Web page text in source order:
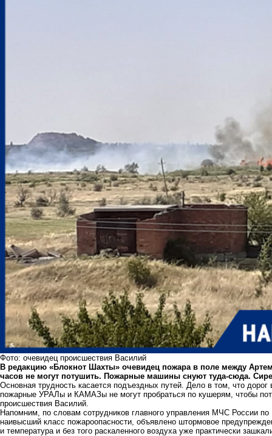
Фото: очевидец происшествия Василий
В редакцию «Блокнот Шахты» очевидец пожара в поле между
часов не могут потушить. Пожарные машины снуют туда-сюда.
Основная трудность касается подъездных путей. Дело в том, что
пожарные УРАЛы и КАМАЗы не могут пробраться по кушерям, чтобы
происшествия Василий.
Напомним, по словам сотрудников главного управления МЧС России по
наивысший класс пожароопасности, объявлено штормовое
и температура и без того раскаленного воздуха уже практически